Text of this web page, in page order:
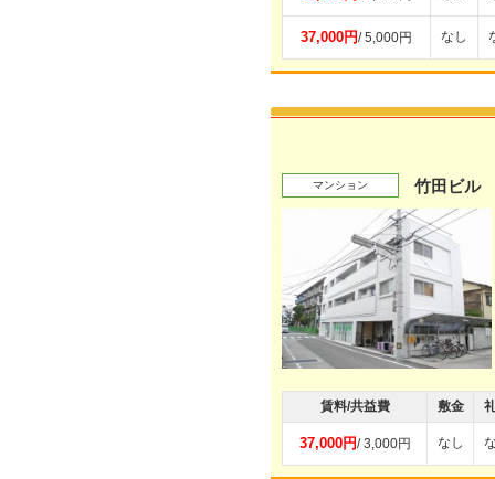
37,000円/ 5,000円 なし
マンション 竹田ビル
賃料/共益費 敷金
37,000円/ 3,000円 なし